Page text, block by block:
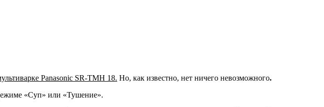
Panasonic SR-TMН 18. Но, как известно, нет ничего невозможного.
«Суп» или «Тушение».